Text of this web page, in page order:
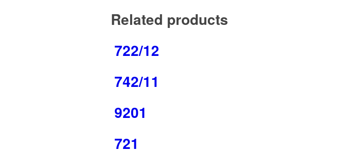
Related products
722/12
742/11
9201
721